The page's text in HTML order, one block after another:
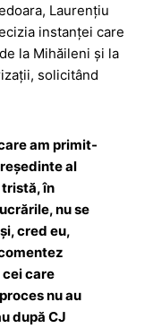
ta
je
a
ă
, Laurențiu
instanței care
la Mihăileni și la
solicitând
am primit-
al
în
nu se
cred eu,
care
nu au
după CJ